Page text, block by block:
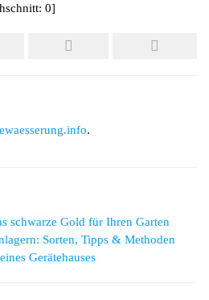
0]
.
schwarze Gold für Ihren Garten
Sorten, Tipps & Methoden
Gerätehauses